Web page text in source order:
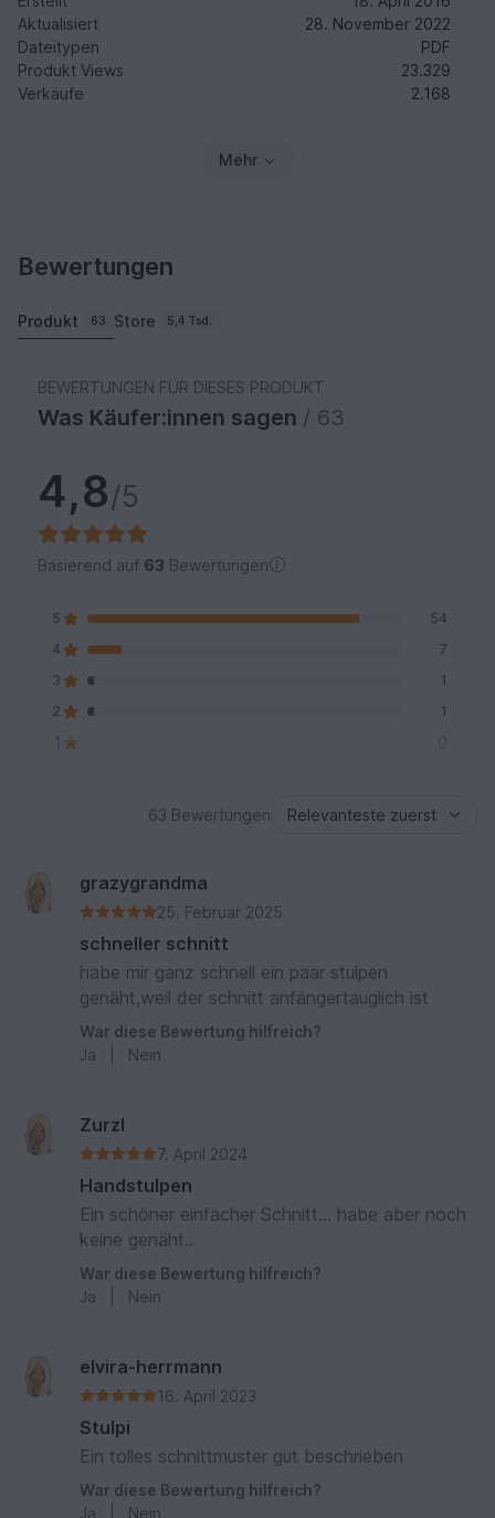
Aktualisiert
28. November 2022
Dateitypen
PDF
Produkt Views
23.329
Verkäufe
2.168
Mehr
Bewertungen
Produkt 63 Store 5,4 Tsd.
BEWERTUNGEN FÜR DIESES PRODUKT
Was Käufer:innen sagen / 63
4,8/5
Basierend auf 63 Bewertungen
5
54
4
7
3
1
2
1
1 0
63 Bewertungen
grazygrandma
25. Februar 2025
schneller schnitt
habe mir ganz schnell ein paar stulpen
genäht,weil der schnitt anfängertauglich ist
War diese Bewertung hilfreich?
Ja
Nein
Zurzl
7. April 2024
Handstulpen
Ein schöner einfacher Schnitt... habe aber noch
keine genäht..
War diese Bewertung hilfreich?
Ja
Nein
elvira-herrmann
16. April 2023
Stulpi
Ein tolles schnittmuster gut beschrieben
War diese Bewertung hilfreich?
Ja
Nein